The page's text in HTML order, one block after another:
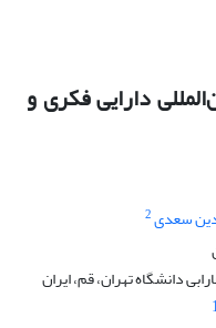
دارایی فکری و
سعدی2
دانشگاه تهران، قم، ایران